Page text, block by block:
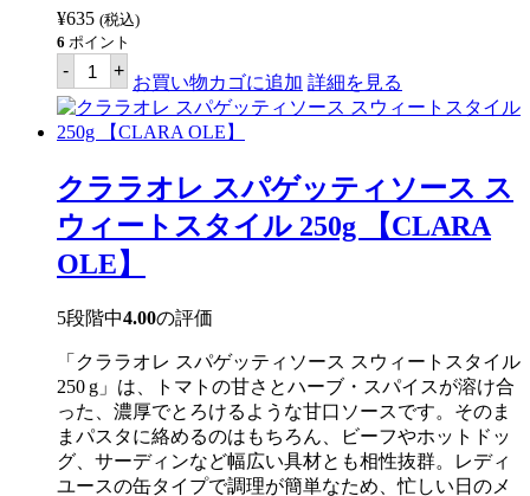
¥635 (税込)
6 ポイント
- バ
リ
オ
フ
ィ
タ
ゴ
オ
ン
ウ
ィ
ト
ス
モ
ー
ル
250g
【BARRIO
+
お買い物カゴに追加 詳細を見る
クララオレ スパゲッティソース ス
ウィートスタイル 250g 【CLARA
OLE】
5段階中4.00の評価
「クララオレ スパゲッティソース スウィートスタイル
250 g」は、トマトの甘さとハーブ・スパイスが溶け合
った、濃厚でとろけるような甘口ソースです。そのま
まパスタに絡めるのはもちろん、ビーフやホットドッ
グ、サーディンなど幅広い具材とも相性抜群。レディ
ユースの缶タイプで調理が簡単なため、忙しい日のメ